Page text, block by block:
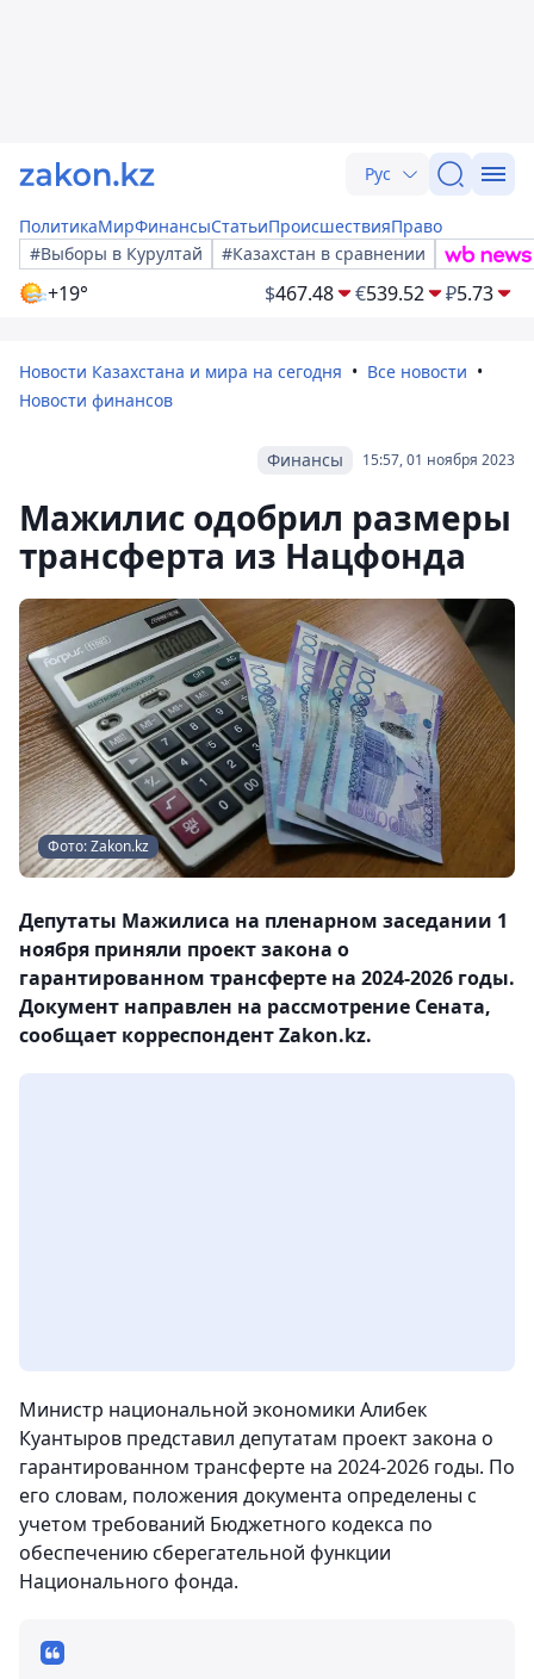
Рус
ПолитикаМирФинансыСтатьиПроисшествияПраво
#Выборы в Курултай
#Казахстан в сравнении
+19° $467.48 €539.52 ₽5.73
Новости Казахстана и мира на сегодня
Все новости
Новости финансов
15:57, 01 ноября 2023
Финансы
Мажилис одобрил размеры
трансферта из Нацфонда
Фото: Zakon.kz
Депутаты Мажилиса на пленарном заседании 1
ноября приняли проект закона о
гарантированном трансферте на 2024-2026 годы.
Документ направлен на рассмотрение Сената,
сообщает корреспондент Zakon.kz.
Министр национальной экономики Алибек
Куантыров представил депутатам проект закона о
гарантированном трансферте на 2024-2026 годы. По
его словам, положения документа определены с
учетом требований Бюджетного кодекса по
обеспечению сберегательной функции
Национального фонда.